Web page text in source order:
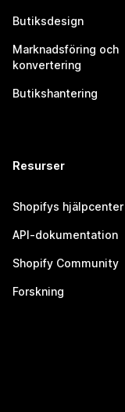
Butiksdesign
Marknadsföring och
konvertering
Butikshantering
Resurser
Shopifys hjälpcenter
API-dokumentation
Shopify Community
Forskning